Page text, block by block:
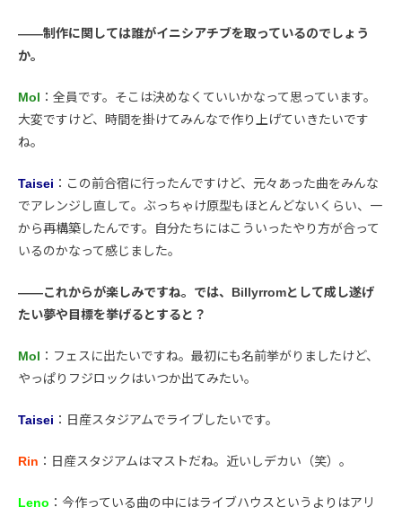
――制作に関しては誰がイニシアチブを取っているのでしょう
か。
Mol ：全員です。そこは決めなくていいかなって思っています。
大変ですけど、時間を掛けてみんなで作り上げていきたいです
ね。
Taisei ：この前合宿に行ったんですけど、元々あった曲をみんな
でアレンジし直して。ぶっちゃけ原型もほとんどないくらい、一
から再構築したんです。自分たちにはこういったやり方が合って
いるのかなって感じました。
――これからが楽しみですね。では、Billyrromとして成し遂げ
たい夢や目標を挙げるとすると？
Mol ：フェスに出たいですね。最初にも名前挙がりましたけど、
やっぱりフジロックはいつか出てみたい。
Taisei ：日産スタジアムでライブしたいです。
Rin ：日産スタジアムはマストだね。近いしデカい（笑）。
Leno ：今作っている曲の中にはライブハウスというよりはアリ